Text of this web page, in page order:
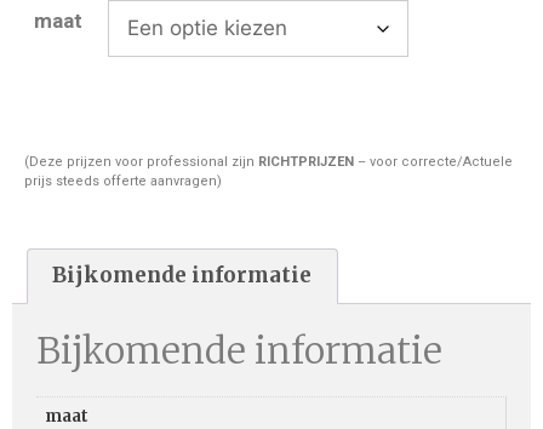
maat
(Deze prijzen voor professional zijn RICHTPRIJZEN – voor correcte/Actuele
prijs steeds offerte aanvragen)
Bijkomende informatie
Bijkomende informatie
maat